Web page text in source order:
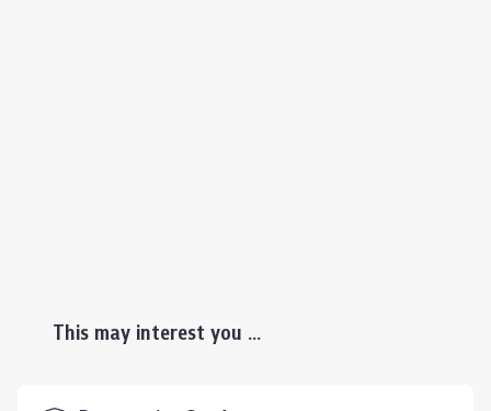
This may interest you ...